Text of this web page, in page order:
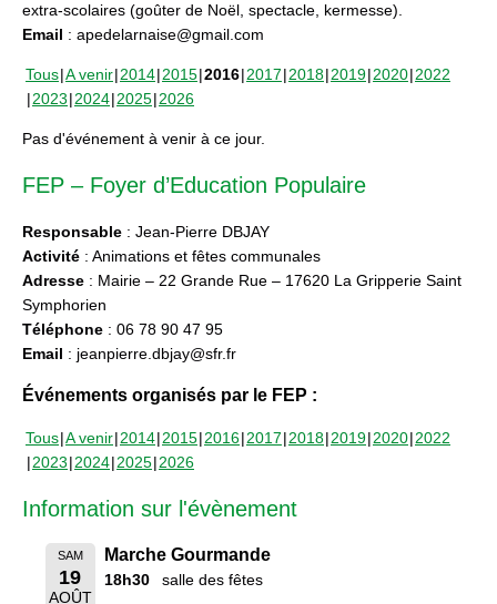
extra-scolaires (goûter de Noël, spectacle, kermesse).
Email : apedelarnaise@gmail.com
Tous A venir 2014 2015 2016 2017 2018 2019 2020 2022
2023 2024 2025 2026
Pas d'événement à venir à ce jour.
FEP – Foyer d’Education Populaire
Responsable : Jean-Pierre DBJAY
Activité : Animations et fêtes communales
Adresse : Mairie – 22 Grande Rue – 17620 La Gripperie Saint
Symphorien
Téléphone : 06 78 90 47 95
Email : jeanpierre.dbjay@sfr.fr
Événements organisés par le FEP :
Tous A venir 2014 2015 2016 2017 2018 2019 2020 2022
2023 2024 2025 2026
Information sur l'évènement
SAM
19
AOÛT
Marche Gourmande
18h30 salle des fêtes